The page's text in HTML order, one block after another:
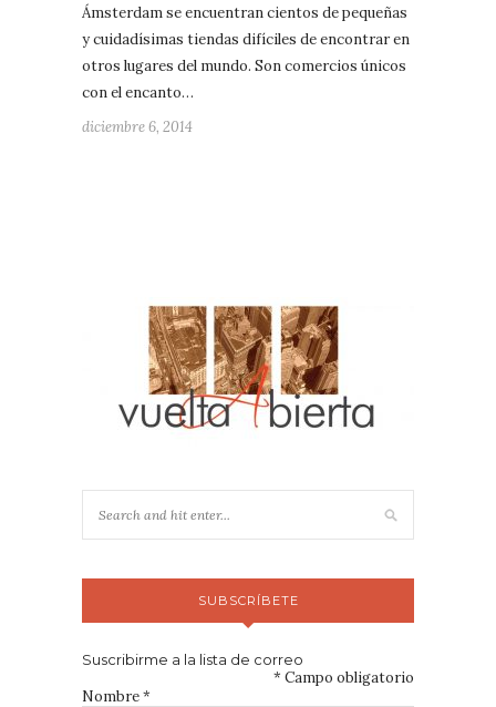
Ámsterdam se encuentran cientos de pequeñas
y cuidadísimas tiendas difíciles de encontrar en
otros lugares del mundo. Son comercios únicos
con el encanto…
diciembre 6, 2014
SUBSCRÍBETE
Suscribirme a la lista de correo
* Campo obligatorio
Nombre*